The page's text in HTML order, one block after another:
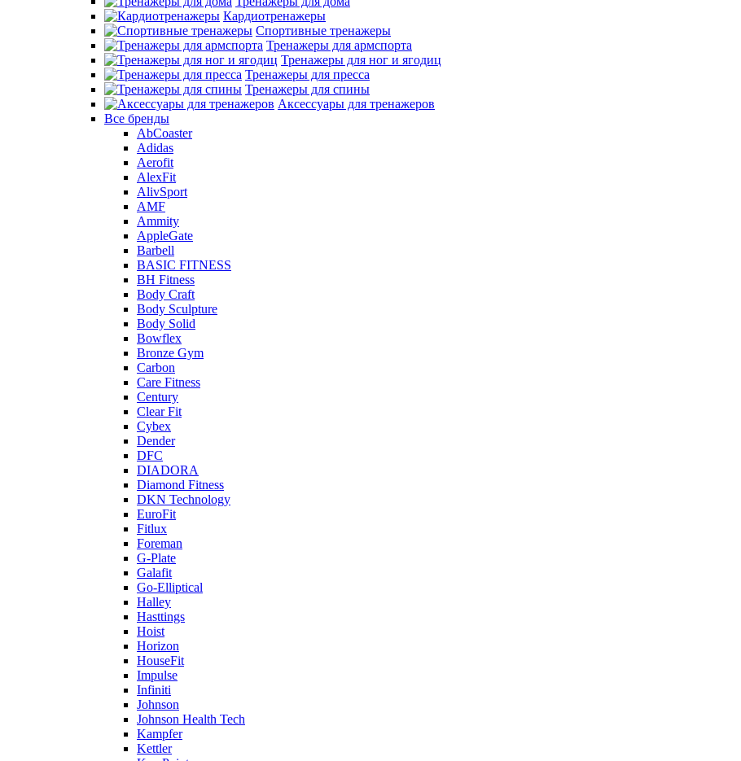
Кардиотренажеры
Спортивные тренажеры
Тренажеры для армспорта
Тренажеры для ног и ягодиц
Тренажеры для пресса
Тренажеры для спины
Аксессуары для тренажеров
Все бренды
AbCoaster
Adidas
Aerofit
AlexFit
AlivSport
AMF
Ammity
AppleGate
Barbell
BASIC FITNESS
BH Fitness
Body Craft
Body Sculpture
Body Solid
Bowflex
Bronze Gym
Carbon
Care Fitness
Century
Clear Fit
Cybex
Dender
DFC
DIADORA
Diamond Fitness
DKN Technology
EuroFit
Fitlux
Foreman
G-Plate
Galafit
Go-Elliptical
Halley
Hasttings
Hoist
Horizon
HouseFit
Impulse
Infiniti
Johnson
Johnson Health Tech
Kampfer
Kettler